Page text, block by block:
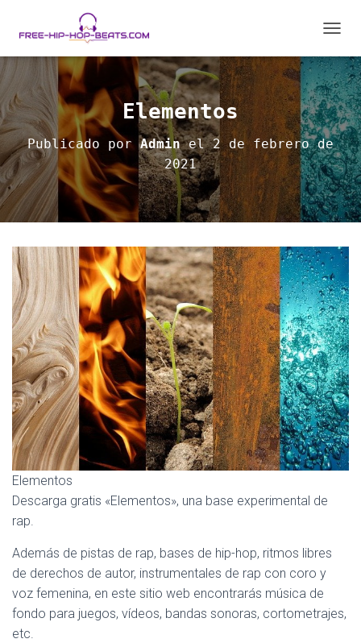
A
M
B
I
A
R
M
O
D
O
D
E
A
V
E
G
A
C
I
Ó
N
Elementos
Publicado porAdminel2 de febrero de
2021
Elementos
Descarga gratis «Elementos», una base experimental de
rap.
Además de pistas de rap, bases de hip-hop, ritmos libres
de derechos de autor, instrumentales de rap con coro y
voz femenina, en este sitio web encontrarás música de
fondo para juegos, vídeos, bandas sonoras, cortometrajes,
etc.